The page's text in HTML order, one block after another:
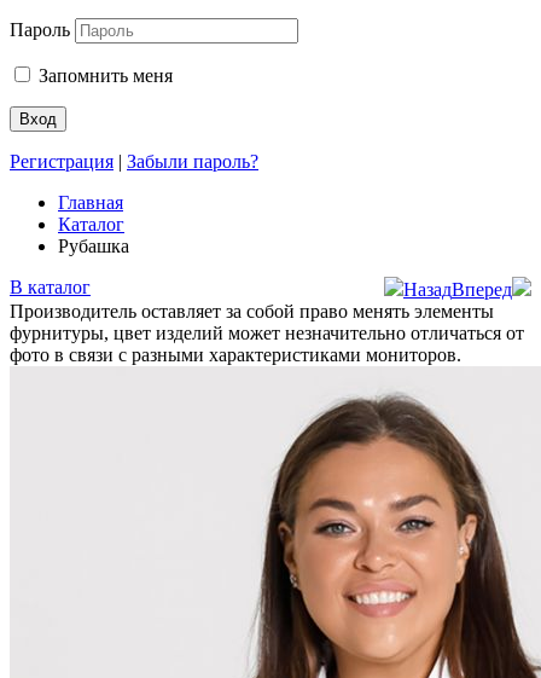
Пароль
Запомнить меня
Регистрация | Забыли пароль?
Главная
Каталог
Рубашка
В каталог
Вперед
Назад
Производитель оставляет за собой право менять элементы
фурнитуры, цвет изделий может незначительно отличаться от
фото в связи с разными характеристиками мониторов.